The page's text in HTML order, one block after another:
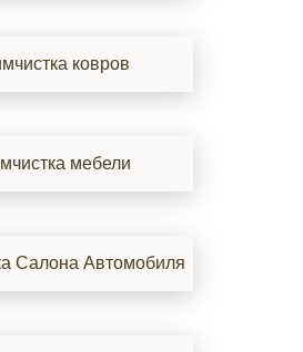
ковров
мебели
Салона Автомобиля